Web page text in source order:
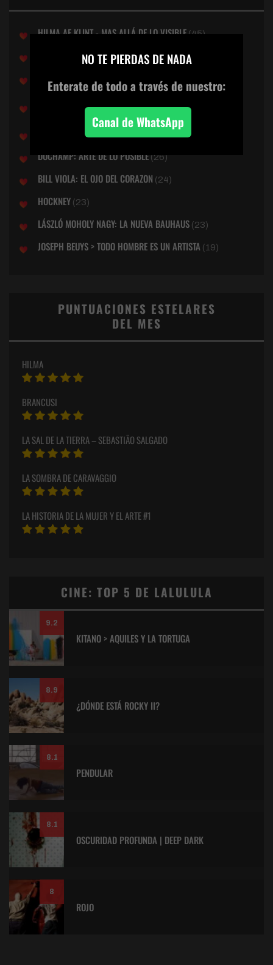
HILMA AF KLINT - MAS ALLÁ DE LO VISIBLE(45)
ANNI ALBERS: UNA VIDA EN HILO (30)
LEONORA CARRINGTON: LA SURREALISTA PERDIDA
(27)
(26)
DUCHAMP: ARTE DE LO POSIBLE(26)
BILL VIOLA: EL OJO DEL CORAZON (24)
HOCKNEY (23)
LÁSZLÓ MOHOLY NAGY: LA NUEVA BAUHAUS (23)
JOSEPH BEUYS > TODO HOMBRE ES UN ARTISTA (19)
PUNTUACIONES ESTELARES
DEL MES
HILMA
BRANCUSI
LA SAL DE LA TIERRA – SEBASTIÃO SALGADO
LA SOMBRA DE CARAVAGGIO
LA HISTORIA DE LA MUJER Y EL ARTE #1
CINE: TOP 5 DE LALULULA
9.2
KITANO > AQUILES Y LA TORTUGA
8.9
¿DÓNDE ESTÁ ROCKY II?
8.1
PENDULAR
8.1
OSCURIDAD PROFUNDA | DEEP DARK
8
ROJO
NO TE PIERDAS DE NADA
Enterate de todoa través de nuestro:
Canal de WhatsApp